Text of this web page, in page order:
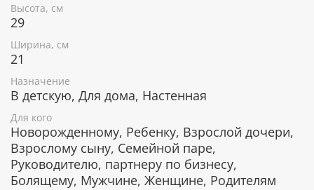
"Семистрельная"
От телесных недугов.
От вспышек гнева, раздражения, ссор.
Приносит мир и покой в семью, помогает
избежать конфликтов и непонимания.
Защищает дом от людей со злыми помыслами.
Помогает в трудные времена.
Высота, см
29
Ширина, см
21
Назначение
В детскую, Для дома, Настенная
Для кого
Новорожденному, Ребенку, Взрослой дочери,
Взрослому сыну, Семейной паре,
Руководителю, партнеру по бизнесу,
Болящему, Мужчине, Женщине, Родителям